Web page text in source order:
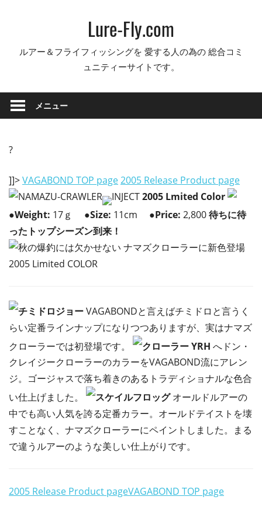
Lure-Fly.com
ルアー＆フライフィッシングを 愛する人の為の 総合コミ
ュニティーサイトです。
メニュー
?
]]>VAGABOND TOP page2005 Release Product page
2005 Lmited Color
●Weight: 17ｇ ●Size: 11cm ●Price: 2,800待ちに待
ったトップシーズン到来！
2005 Limited COLOR
チミドロジョーVAGABONDと言えばチミドロと言うく
らい定番ラインナップになりつつありますが、実はナマズ
クローラーでは初登場です。
クローラー YRH へドン・
クレイジークローラーのカラーをVAGABOND流にアレン
ジ。ゴージャスで落ち着きのあるトラディショナルな色合
い仕上げました。
スケイルフロッグオールドルアーの
中でも高い人気を誇る定番カラー。オールドテイストを壊
すことなく、ナマズクローラーにペイントしました。まる
で違うルアーのような美しい仕上がりです。
2005 Release Product pageVAGABOND TOP page